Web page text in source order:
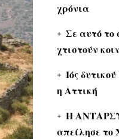
χρόνια
Σε αυτό το
χτιστούν
Ιός
η Αττική
Η
απείλησε το